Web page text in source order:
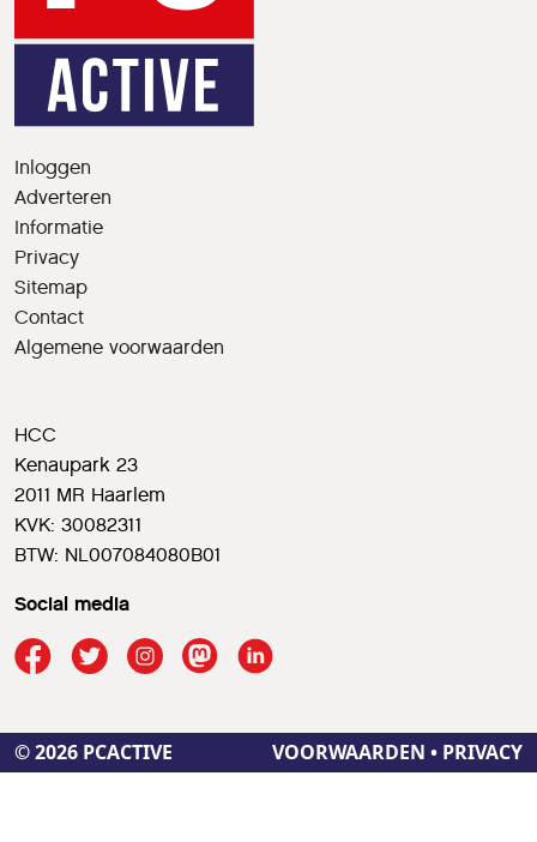
Inloggen
Adverteren
Informatie
Privacy
Sitemap
Contact
Algemene voorwaarden
HCC
Kenaupark 23
2011 MR Haarlem
KVK: 30082311
BTW: NL007084080B01
Social media
© 2026 PCACTIVE VOORWAARDEN • PRIVACY